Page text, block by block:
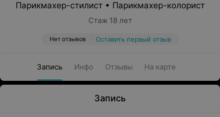
Парикмахер-стилист • Парикмахер-колорист
Стаж 18 лет
Нет отзывов Оставить первый отзыв
Запись Инфо Отзывы На карте
Запись